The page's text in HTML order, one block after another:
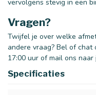
vervolgens stevig in een
Vragen?
Twijfel je over welke
andere vraag? Bel of
17:00 uur of mail ons naar
Specificaties